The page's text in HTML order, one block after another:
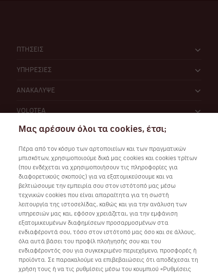
ΠΤΗΣΕΙΣ
ΥΠΗΡΕΣΙΕΣ
ΑΝΑΚΑΛΥΨΕ
VOLOTEA
Συνεργάσου μαζί μας
Κατέβασε την εφαρμογή της Volotea για iOS και Android
Μας αρέσουν όλοι τα cookies, έτσι;
Πέρα από τον κόσμο των αρτοποιείων και των πραγματικών
μπισκότων, χρησιμοποιούμε δικά μας cookies και cookies τρίτων
(που ενδέχεται να χρησιμοποιήσουν τις πληροφορίες για
διαφορετικούς σκοπούς) για να εξατομικεύσουμε και να
βελτιώσουμε την εμπειρία σου στον ιστότοπό μας μέσω
τεχνικών cookies που είναι απαραίτητα για τη σωστή
λειτουργία της ιστοσελίδας, καθώς και για την ανάλυση των
υπηρεσιών μας και, εφόσον χρειάζεται, για την εμφάνιση
εξατομικευμένων διαφημίσεων προσαρμοσμένων στα
ενδιαφέροντά σου, τόσο στον ιστότοπό μας όσο και σε άλλους,
όλα αυτά βάσει του προφίλ πλοήγησής σου και του
ενδιαφέροντός σου για συγκεκριμένο περιεχόμενο, προσφορές ή
προϊόντα. Σε παρακαλούμε να επιβεβαιώσεις ότι αποδέχεσαι τη
χρήση τους ή να τις ρυθμίσεις μέσω του κουμπιού «Ρυθμίσεις